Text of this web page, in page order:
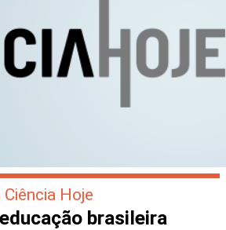
Hoje
brasileira